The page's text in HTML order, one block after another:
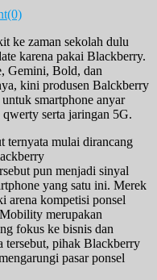
ke zaman sekolah dulu
karena pakai Blackberry.
Gemini, Bold, dan
kini produsen Balckberry
smartphone anyar
serta jaringan 5G.
ternyata mulai dirancang
pun menjadi sinyal
yang satu ini. Merek
arena kompetisi ponsel
merupakan
fokus ke bisnis dan
tersebut, pihak Blackberry
pasar ponsel